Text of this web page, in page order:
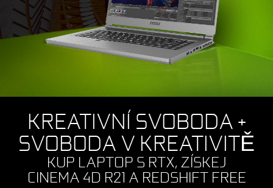
KREATIVNÍ SVOBODA +
SVOBODA V KREATIVITĚ
KUP LAPTOP S RTX, ZÍSKEJ
CINEMA 4D R21 A REDSHIFT FREE